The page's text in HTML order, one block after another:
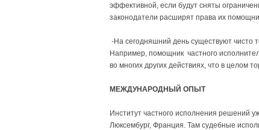
эффективной, если будут сняты
законодатели расширят права их
-На сегодняшний день существуют
Например, помощник частного
во многих других действиях, что в целом
МЕЖДУНАРОДНЫЙ ОПЫТ
Институт частного исполнения решений
Люксембург, Франция. Там судебные